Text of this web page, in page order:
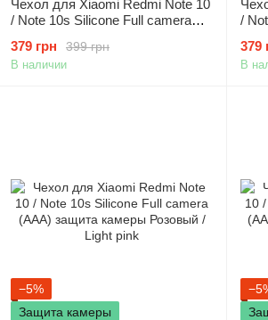
Чехол для Xiaomi Redmi Note 10
/ Note 10s Silicone Full camera
Bright Yellow399 грн
379 грн
В наличии
/
379
В
−5%
Защита камеры